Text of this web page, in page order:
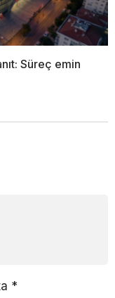
Süreç emin
*